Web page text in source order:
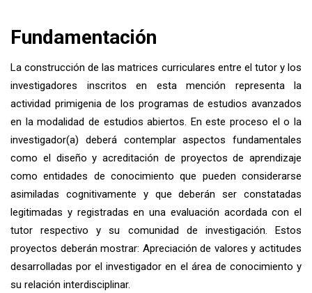
Fundamentación
La construcción de las matrices curriculares entre el tutor y los
investigadores inscritos en esta mención representa la
actividad primigenia de los programas de estudios avanzados
en la modalidad de estudios abiertos. En este proceso el o la
investigador(a) deberá contemplar aspectos fundamentales
como el diseño y acreditación de proyectos de aprendizaje
como entidades de conocimiento que pueden considerarse
asimiladas cognitivamente y que deberán ser constatadas
legitimadas y registradas en una evaluación acordada con el
tutor respectivo y su comunidad de investigación. Estos
proyectos deberán mostrar: Apreciación de valores y actitudes
desarrolladas por el investigador en el área de conocimiento y
su relación interdisciplinar.